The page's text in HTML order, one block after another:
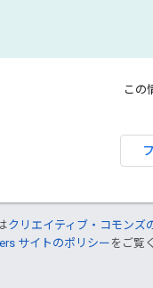
この
クリエイティブ・コモンズ
サイトのポリシー をご覧